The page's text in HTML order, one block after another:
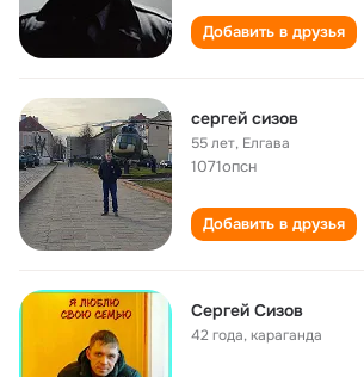
Добавить в друзья
сергей сизов
55 лет, Елгава
1071опсн
Добавить в друзья
Сергей Сизов
42 года,караганда